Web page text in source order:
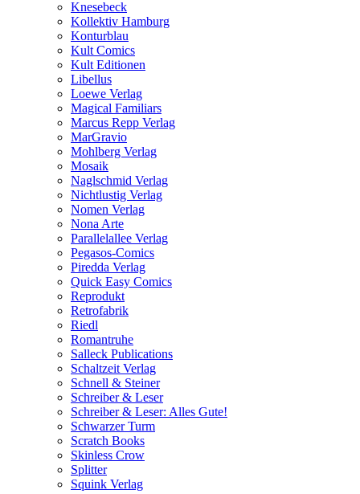
Knesebeck
Kollektiv Hamburg
Konturblau
Kult Comics
Kult Editionen
Libellus
Loewe Verlag
Magical Familiars
Marcus Repp Verlag
MarGravio
Mohlberg Verlag
Mosaik
Naglschmid Verlag
Nichtlustig Verlag
Nomen Verlag
Nona Arte
Parallelallee Verlag
Pegasos-Comics
Piredda Verlag
Quick Easy Comics
Reprodukt
Retrofabrik
Riedl
Romantruhe
Salleck Publications
Schaltzeit Verlag
Schnell & Steiner
Schreiber & Leser
Schreiber & Leser: Alles Gute!
Schwarzer Turm
Scratch Books
Skinless Crow
Splitter
Squink Verlag